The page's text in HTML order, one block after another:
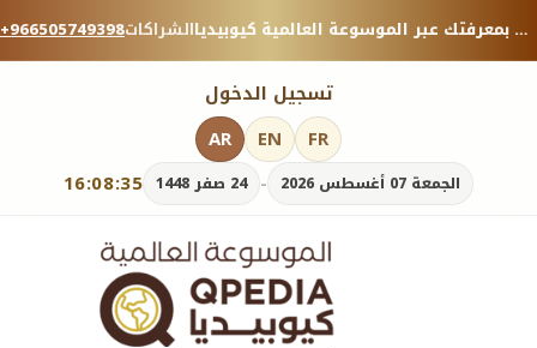
+966505749398الشراكات منصة معرفية موثوقة — شارك بمعرفتك عبر الموسوعة العالمية كيوبيديا.
تسجيل الدخول
16:08:37 الجمعة 07 أغسطس 2026 - 24 صفر 1448
AR EN FR